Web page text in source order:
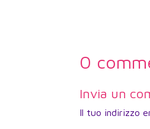
0
Invia un
Il tuo indirizzo